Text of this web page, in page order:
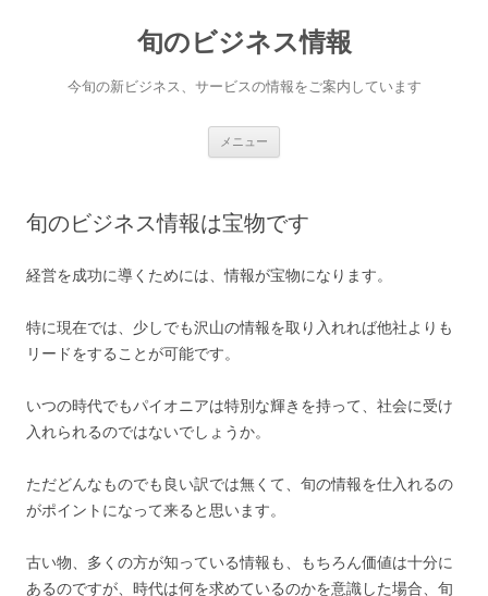
旬のビジネス情報
今旬の新ビジネス、サービスの情報をご案内しています
メニュー
旬のビジネス情報は宝物です
経営を成功に導くためには、情報が宝物になります。
特に現在では、少しでも沢山の情報を取り入れれば他社よりも
リードをすることが可能です。
いつの時代でもパイオニアは特別な輝きを持って、社会に受け
入れられるのではないでしょうか。
ただどんなものでも良い訳では無くて、旬の情報を仕入れるの
がポイントになって来ると思います。
古い物、多くの方が知っている情報も、もちろん価値は十分に
あるのですが、時代は何を求めているのかを意識した場合、旬